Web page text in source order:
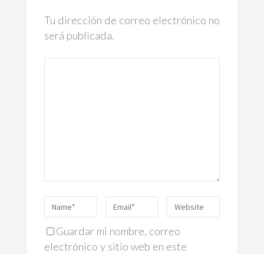
Tu dirección de correo electrónico no
será publicada.
Guardar mi nombre, correo
electrónico y sitio web en este